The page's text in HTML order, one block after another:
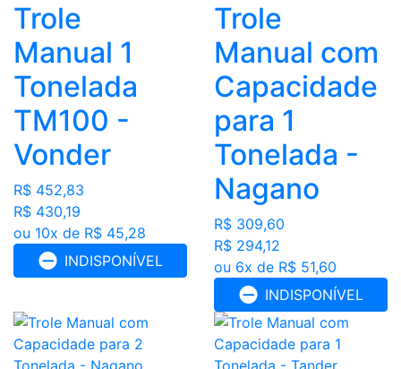
Trole
Manual 1
Tonelada
TM100 -
Vonder
R$ 452,83
R$ 430,19
ou 10x de R$ 45,28
INDISPONÍVEL
Trole
Manual com
Capacidade
para 1
Tonelada -
Nagano
R$ 309,60
R$ 294,12
ou 6x de R$ 51,60
INDISPONÍVEL